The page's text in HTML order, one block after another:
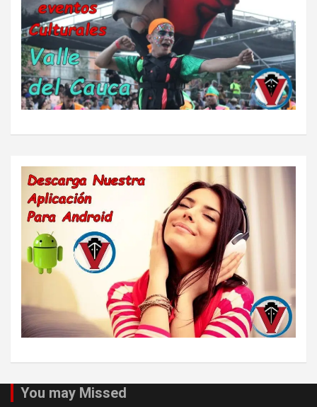
You may Missed